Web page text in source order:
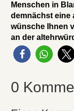
Menschen in
demnächst eine
wünsche Ihnen
an der
0